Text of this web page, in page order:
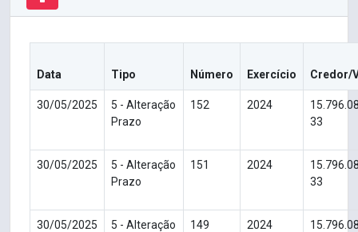
Data Tipo Número Exercício Credor/
30/05/2025
5 - Alteração
Prazo
152 2024
33
30/05/2025
5 - Alteração
Prazo
151 2024
33
30/05/2025
5 - Alteração
149 2024